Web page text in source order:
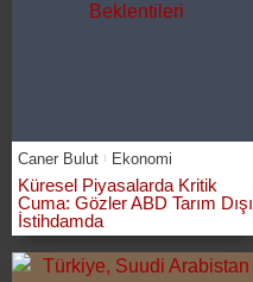
Caner Bulut Ekonomi
Küresel Piyasalarda Kritik
Cuma: Gözler ABD Tarım Dışı
İstihdamda